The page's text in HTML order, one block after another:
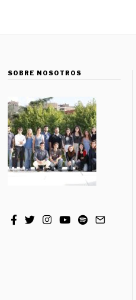
SOBRE NOSOTROS